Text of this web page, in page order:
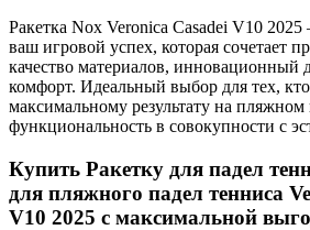
Ракетка Nox Veronica Casadei V10
ваш игровой успех, которая сочетает
качество материалов, инновационный
комфорт. Идеальный выбор для тех,
максимальному результату на пляжном
функциональность в совокупности с
Купить Ракетку для падел
для пляжного падел тенниса
V10 2025 с максимальной